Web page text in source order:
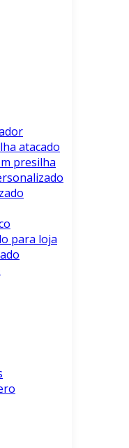
atacado
presilha
para loja